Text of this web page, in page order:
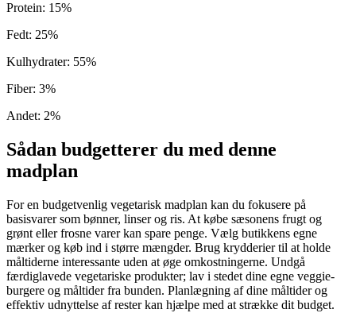
Protein: 15%
Fedt: 25%
Kulhydrater: 55%
Fiber: 3%
Andet: 2%
Sådan budgetterer du med denne
madplan
For en budgetvenlig vegetarisk madplan kan du fokusere på
basisvarer som bønner, linser og ris. At købe sæsonens frugt og
grønt eller frosne varer kan spare penge. Vælg butikkens egne
mærker og køb ind i større mængder. Brug krydderier til at holde
måltiderne interessante uden at øge omkostningerne. Undgå
færdiglavede vegetariske produkter; lav i stedet dine egne veggie-
burgere og måltider fra bunden. Planlægning af dine måltider og
effektiv udnyttelse af rester kan hjælpe med at strække dit budget.